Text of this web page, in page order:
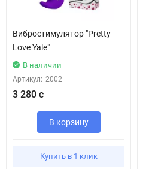
Вибростимулятор "Pretty
Love Yale"
В наличии
Артикул: 2002
3 280 с
В корзину
Купить в 1 клик